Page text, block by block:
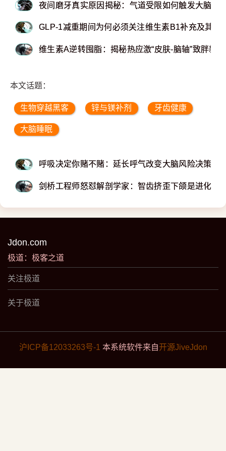
夜间磨牙真实原因揭秘：气道受限如何触发大脑保
GLP-1减重期间为何必须关注维生素B1补充及其代
维生素A逆转囤脂：揭秘热应激“皮肤-脑轴”致胖新
本文话题：
生物穿越黑客 锌与镁补剂 牙齿健康
大脑睡眠
呼吸决定你赌不赌：延长呼气改变大脑风险决策的
剑桥工程师怒怼解剖学家：智齿挤歪下颌是进化败
Jdon.com
极道：极客之道
关注极道
关于极道
沪ICP备12033263号-1 本系统软件来自开源JiveJdon